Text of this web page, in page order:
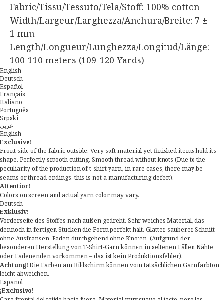
Fabric/Tissu/Tessuto/Tela/Stoff: 100% cotton
Width/Largeur/Larghezza/Anchura/Breite: 7 ±
1 mm
Length/Longueur/Lunghezza/Longitud/Länge:
100-110 meters (109-120 Yards)
English
Deutsch
Español
Français
Italiano
Português
Srpski
عربي
English
Exclusive!
Front side of the fabric outside. Very soft material yet finished items hold its
shape. Perfectly smooth cutting. Smooth thread without knots (Due to the
peculiarity of the production of t-shirt yarn, in rare cases, there may be
seams or thread endings, this is not a manufacturing defect).
Attention!
Colors on screen and actual yarn color may vary.
Deutsch
Exklusiv!
Vorderseite des Stoffes nach außen gedreht. Sehr weiches Material, das
dennoch in fertigen Stücken die Form perfekt hält. Glatter, sauberer Schnitt
ohne Ausfransen. Faden durchgehend ohne Knoten. (Aufgrund der
besonderen Herstellung von T-Shirt-Garn können in seltenen Fällen Nähte
oder Fadenenden vorkommen – das ist kein Produktionsfehler).
Achtung! Die Farben am Bildschirm können vom tatsächlichen Garnfarbton
leicht abweichen.
Español
¡Exclusivo!